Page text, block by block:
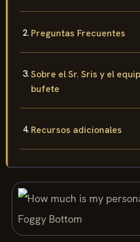
Preguntas Frecuentes
Sobre el Sr. Sris y el
bufete
Recursos adicionales